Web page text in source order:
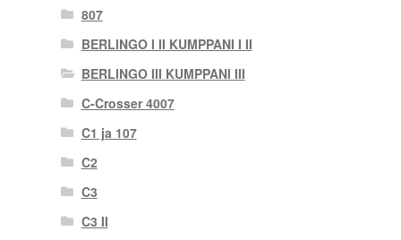
807
BERLINGO I II KUMPPANI I II
BERLINGO III KUMPPANI III
C-Crosser 4007
C1 ja 107
C2
C3
C3 II